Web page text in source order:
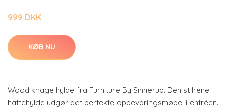
999 DKK
KØB NU
Wood knage hylde fra Furniture By Sinnerup. Den stilrene
hattehylde udgør det perfekte opbevaringsmøbel i entréen.